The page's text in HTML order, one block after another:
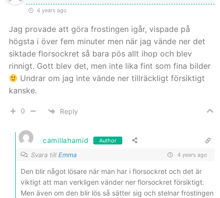
4 years ago
Jag provade att göra frostingen igår, vispade på
högsta i över fem minuter men när jag vände ner det
siktade florsockret så bara pös allt ihop och blev
rinnigt. Gott blev det, men inte lika fint som fina bilder
Undrar om jag inte vände ner tillräckligt försiktigt
kanske.
0 Reply
camillahamid Author
Svara till Emma 4 years ago
Den blir något lösare när man har i florsockret och det är
viktigt att man verkligen vänder ner florsockret försiktigt.
Men även om den blir lös så sätter sig och stelnar frostingen